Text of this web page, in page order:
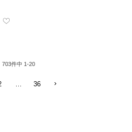
703件中 1-20
… 36